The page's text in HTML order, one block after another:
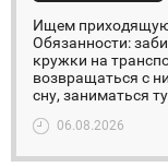
Ищем приходящую
Обязанности:
кружки на
возвращаться с
сну, заниматься
06.08.2026